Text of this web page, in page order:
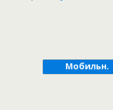
Мобильн.